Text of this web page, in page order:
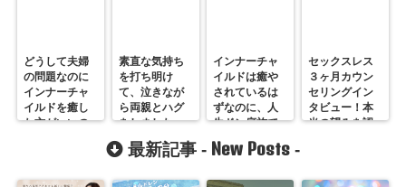
どうして夫婦
の問題なのに
インナーチャ
イルドを癒し
た方がいいの
素直な気持ち
を打ち明け
て、泣きなが
ら両親とハグ
をしました。
インナーチャ
イルドは癒や
されているは
ずなのに、人
生ドン底族で
しょう？
セックスレス
３ヶ月カウン
セリングイン
タビュー！本
当の望みを認
最新記事 - New Posts -